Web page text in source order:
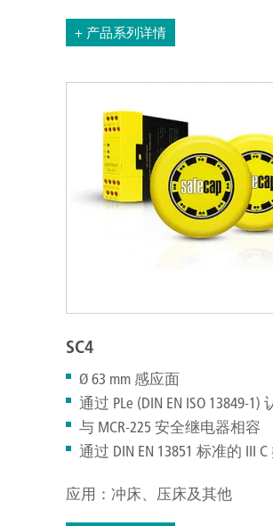
+ 产品系列详情
SC4
Ø 63 mm 感应面
通过 PLe (DIN EN ISO 13849-1)
与 MCR-225 安全继电器相容
通过 DIN EN 13851 标准的 III
应用：冲床、压床及其他